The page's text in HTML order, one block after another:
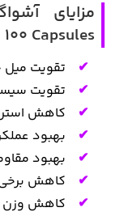
Capsules
تقویت
تقویت
کاهش
بهبود
بهبود
کاهش
کاهش وزن